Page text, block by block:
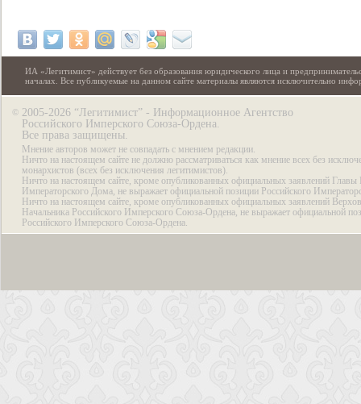
ИА «Легитимист» действует без образования юридического лица и
началах. Все публикуемые на данном сайте материалы являются исключительно
© 2005-2026 “Легитимист” - Информационное Агентство
Российского Имперского Союза-Ордена.
Все права защищены.
Мнение авторов может не совпадать с мнением редакции.
Ничто на настоящем сайте не должно рассматриваться как мнение всех без
монархистов (всех без исключения легитимистов).
Ничто на настоящем сайте, кроме опубликованных официальных заявлений Главы
Императорского Дома, не выражает официальной позиции Российского
Ничто на настоящем сайте, кроме опубликованных официальных заявлений
Начальника Российского Имперского Союза-Ордена, не выражает официальной
Российского Имперского Союза-Ордена.